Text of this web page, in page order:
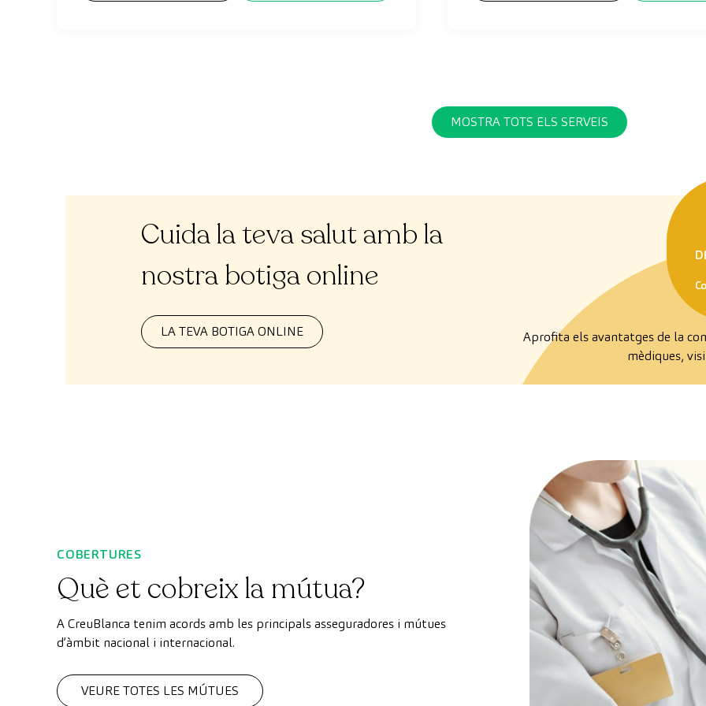
MOSTRA TOTS ELS SERVEIS
Cuida la teva salut amb la
nostra botiga online
LA TEVA BOTIGA ONLINE
Aprofita els avantatges de la
mèdiques,
COBERTURES
Què et cobreix la mútua?
A CreuBlanca tenim acords amb les principals asseguradores i mútues
d’àmbit nacional i internacional.
VEURE TOTES LES MÚTUES